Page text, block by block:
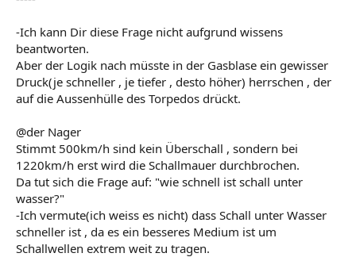
-Ich kann Dir diese Frage nicht aufgrund wissens
beantworten.
Aber der Logik nach müsste in der Gasblase ein gewisser
Druck(je schneller , je tiefer , desto höher) herrschen , der
auf die Aussenhülle des Torpedos drückt.
@der Nager
Stimmt 500km/h sind kein Überschall , sondern bei
1220km/h erst wird die Schallmauer durchbrochen.
Da tut sich die Frage auf: "wie schnell ist schall unter
wasser?"
-Ich vermute(ich weiss es nicht) dass Schall unter Wasser
schneller ist , da es ein besseres Medium ist um
Schallwellen extrem weit zu tragen.